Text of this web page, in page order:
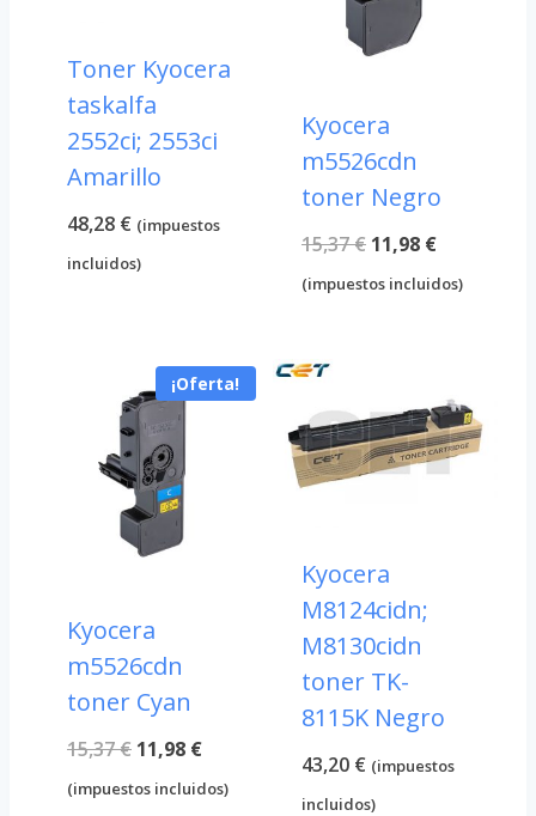
Toner Kyocera
taskalfa
2552ci; 2553ci
Amarillo
48,28 € (impuestos
incluidos)
Kyocera
m5526cdn
toner Negro
15,37€ El
precio
11,98 €El
precio
11,98 €.
(impuestos incluidos)
¡Oferta!
Kyocera
m5526cdn
toner Cyan
15,37€ El
precio
11,98 €El
precio
(impuestos incluidos)
Kyocera
M8124cidn;
M8130cidn
toner TK-
8115K Negro
43,20 € (impuestos
incluidos)